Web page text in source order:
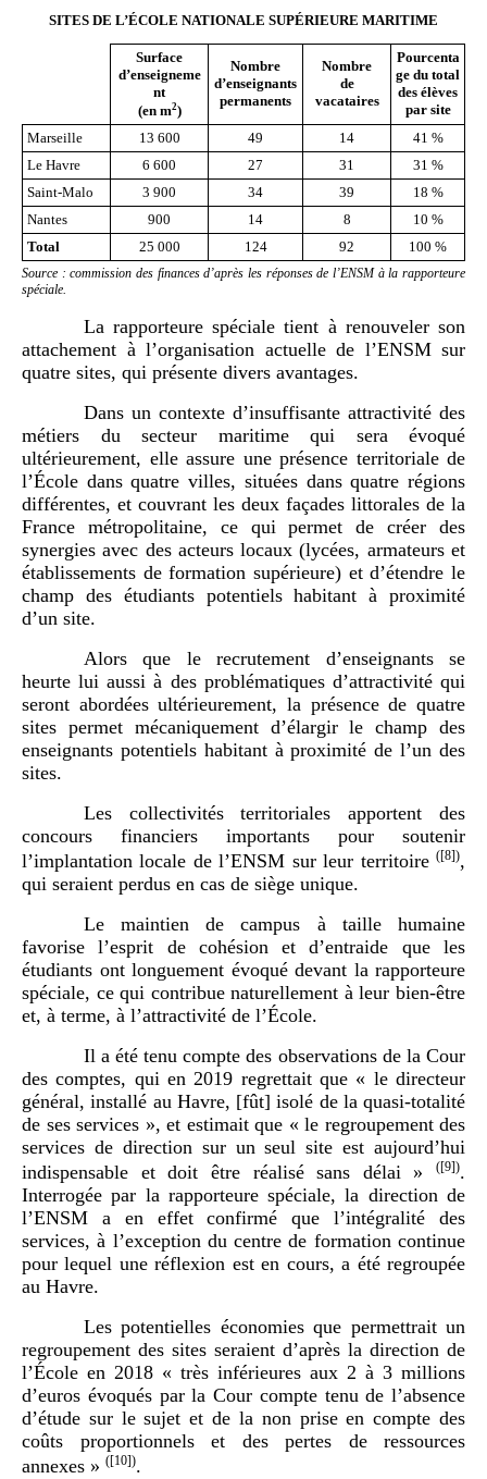
SITES DE L’ÉCOLE NATIONALE SUPÉRIEURE MARITIME
Surface
d’enseigneme
nt
(en m2)
Nombre
d’enseignants
permanents
Nombre
de
vacataires
Pourcenta
ge du total
des élèves
par site
Marseille
13 600 49 14
41 %
Le Havre
6 600 27 31
31 %
Saint-Malo
3 900 34 39
18 %
Nantes
900 14 8
10 %
Total
25 000 124 92 100 %
Source : commission des finances d’après les réponses de l’ENSM à la rapporteure
spéciale.
La rapporteure spéciale tient à renouveler son
attachement à l’organisation actuelle de l’ENSM sur
quatre sites, qui présente divers avantages.
Dans un contexte d’insuffisante attractivité des
métiers du secteur maritime qui sera évoqué
ultérieurement, elle assure une présence territoriale de
l’École dans quatre villes, situées dans quatre régions
différentes, et couvrant les deux façades littorales de la
France métropolitaine, ce qui permet de créer des
synergies avec des acteurs locaux (lycées, armateurs et
établissements de formation supérieure) et d’étendre le
champ des étudiants potentiels habitant à proximité
d’un site.
Alors que le recrutement d’enseignants se
heurte lui aussi à des problématiques d’attractivité qui
seront abordées ultérieurement, la présence de quatre
sites permet mécaniquement d’élargir le champ des
enseignants potentiels habitant à proximité de l’un des
sites.
Les collectivités territoriales apportent des
concours financiers importants pour soutenir
l’implantation locale de l’ENSM sur leur territoire ([8]),
qui seraient perdus en cas de siège unique.
Le maintien de campus à taille humaine
favorise l’esprit de cohésion et d’entraide que les
étudiants ont longuement évoqué devant la rapporteure
spéciale, ce qui contribue naturellement à leur bien-être
et, à terme, à l’attractivité de l’École.
Il a été tenu compte des observations de la Cour
des comptes, qui en 2019 regrettait que « le directeur
général, installé au Havre, [fût] isolé de la quasi-totalité
de ses services », et estimait que « le regroupement des
services de direction sur un seul site est aujourd’hui
indispensable et doit être réalisé sans délai »
([9]).
Interrogée par la rapporteure spéciale, la direction de
l’ENSM a en effet confirmé que l’intégralité des
services, à l’exception du centre de formation continue
pour lequel une réflexion est en cours, a été regroupée
au Havre.
Les potentielles économies que permettrait un
regroupement des sites seraient d’après la direction de
l’École en 2018 « très inférieures aux 2 à 3 millions
d’euros évoqués par la Cour compte tenu de l’absence
d’étude sur le sujet et de la non prise en compte des
coûts proportionnels et des pertes de ressources
annexes » ([10]).